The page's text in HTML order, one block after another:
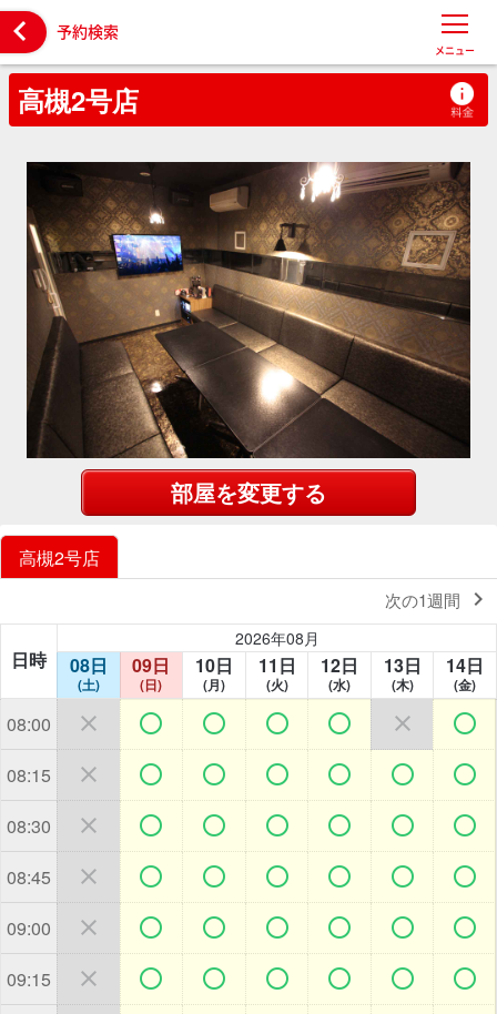
 予約検索
メニュー
高槻2号店
部屋を変更する
高槻2号店
次の1週間 
日時
2026年08月
08日
(土)
09日
(日)
10日
(月)
11日
(火)
12日
(水)
13日
(木)
14日
(金)
08:00       
08:15       
08:30       
08:45       
09:00       
09:15       